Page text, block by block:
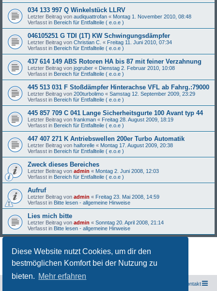
Diese Website nutzt Cookies, um dir den
bestmöglichen Komfort bei der Nutzung zu
bieten. Mehr erfahren
034 133 997 Q Winkelstück LLRV
Letzter Beitrag von audiquattrofan « Montag 1. November 2010, 08:48
Verfasst in Bereich für Entfallteile ( e.o.e )
046105251 G TDI (1T) KW Schwingungsdämpfer
Letzter Beitrag von Christian C. « Freitag 11. Juni 2010, 07:34
Verfasst in Bereich für Entfallteile ( e.o.e )
437 614 149 ABS Rotoren HA bis 87 mit feiner Verzahnung
Letzter Beitrag von jogruber « Dienstag 2. Februar 2010, 10:08
Verfasst in Bereich für Entfallteile ( e.o.e )
445 513 031 F Stoßdämpfer Hinterachse VFL ab Fahrg.:79000
Letzter Beitrag von 200turbolimo « Samstag 12. September 2009, 23:29
Verfasst in Bereich für Entfallteile ( e.o.e )
445 857 709 C 041 Lange Sicherheitsgurte 100 Avant typ 44
Letzter Beitrag von frankman « Freitag 28. August 2009, 18:19
Verfasst in Bereich für Entfallteile ( e.o.e )
447 407 271 K Antriebswellen 200er Turbo Automatik
Letzter Beitrag von haiforelle « Montag 17. August 2009, 20:38
Verfasst in Bereich für Entfallteile ( e.o.e )
Zweck dieses Bereiches
Letzter Beitrag von admin « Montag 2. Juni 2008, 12:03
Verfasst in Bereich für Entfallteile ( e.o.e )
Aufruf
Letzter Beitrag von admin « Freitag 23. Mai 2008, 14:59
Verfasst in Bitte lesen - allgemeine Hinweise
Lies mich bitte
Letzter Beitrag von admin « Sonntag 20. April 2008, 21:14
Verfasst in Bitte lesen - allgemeine Hinweise
Die Suche ergab 27 Treffer • Seite1von
Kontakt